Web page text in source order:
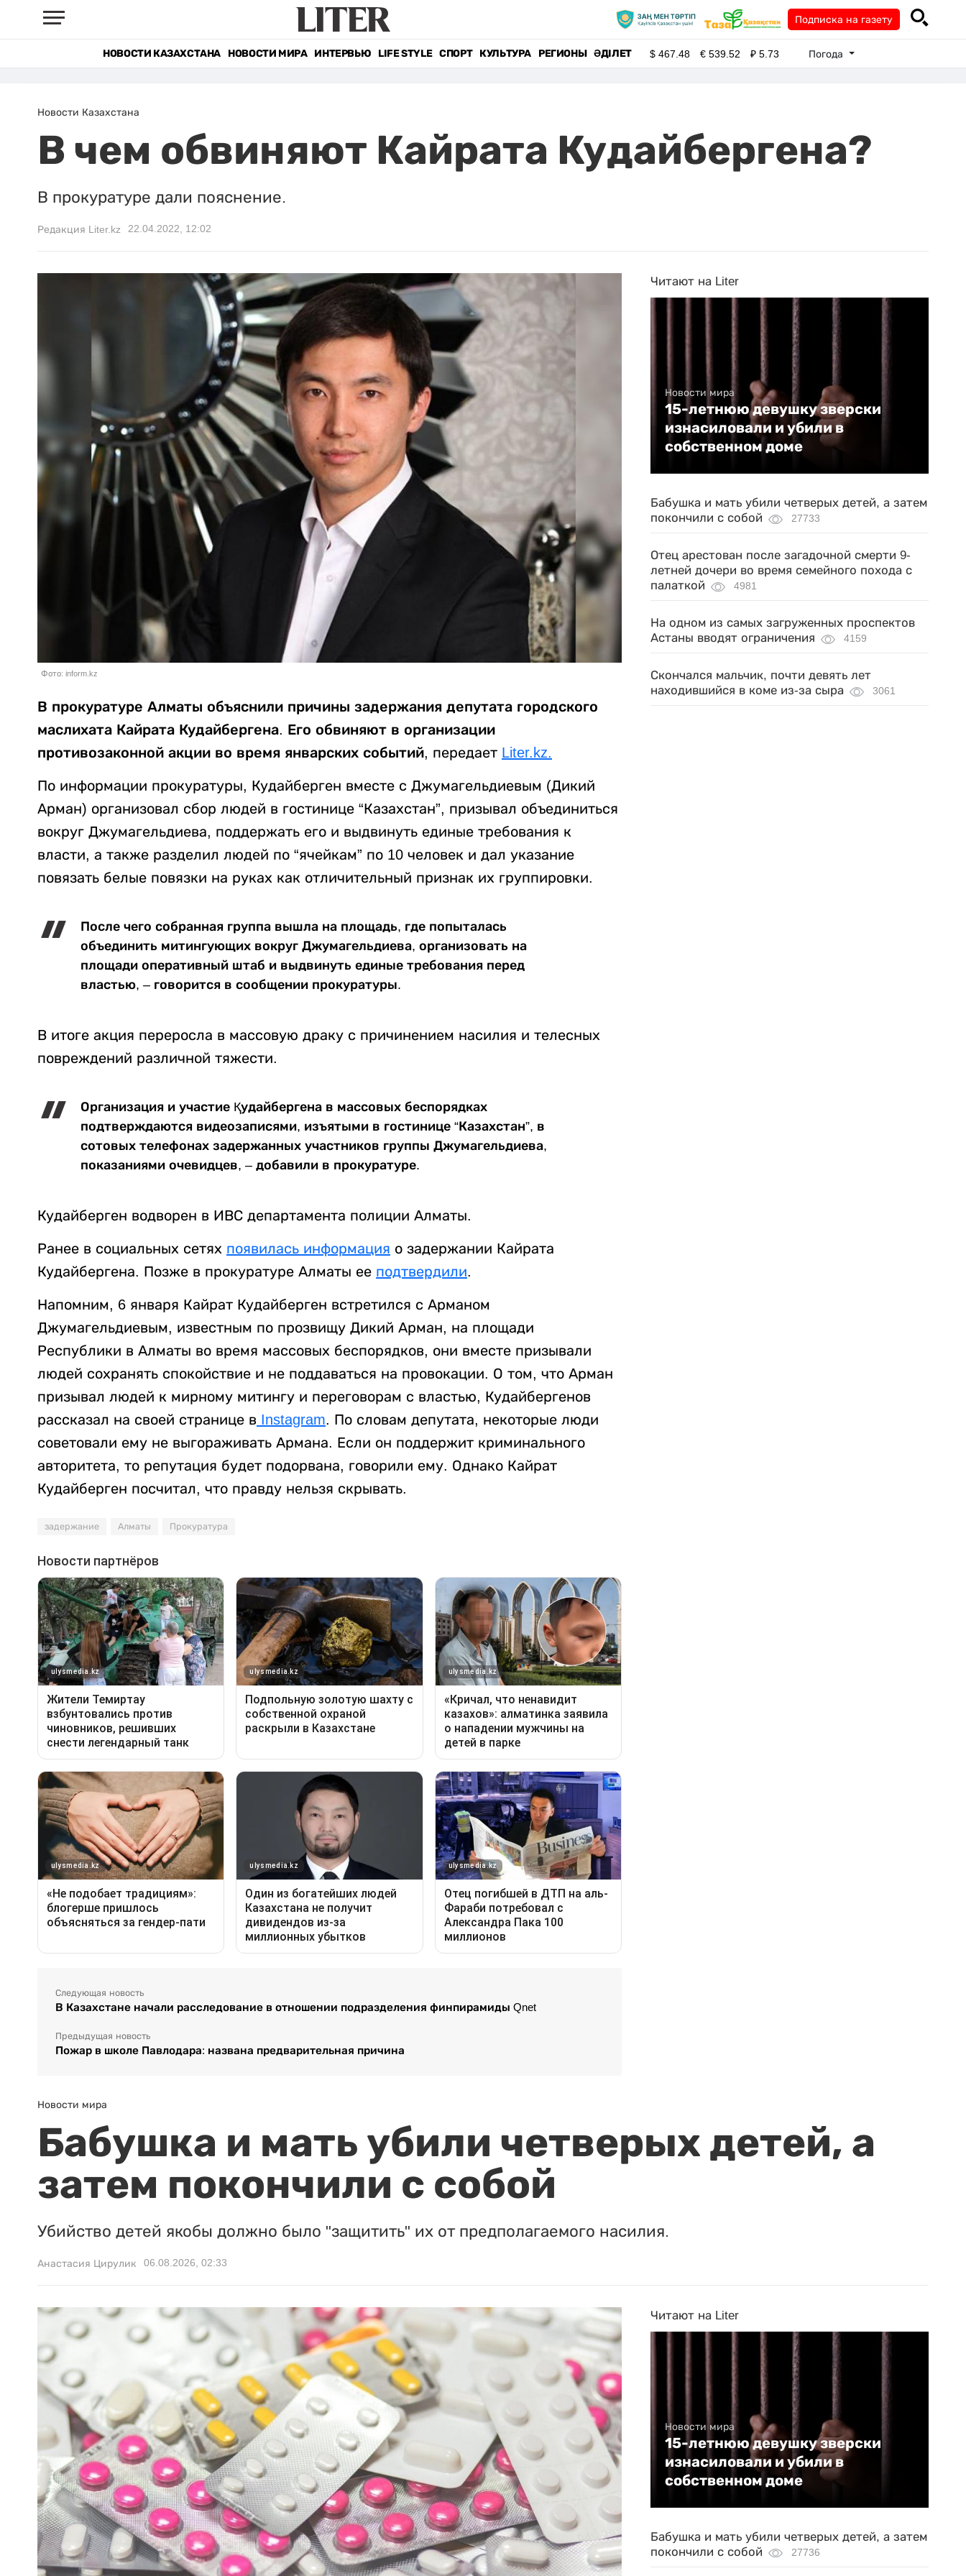
Подписка на газету
НОВОСТИ КАЗАХСТАНА НОВОСТИ МИРА ИНТЕРВЬЮ LIFE STYLE СПОРТ КУЛЬТУРА РЕГИОНЫ ӘДІЛЕТ $467.48 €539.52 ₽5.73 Погода
Новости Казахстана
В чем обвиняют Кайрата Кудайбергена?
В прокуратуре дали пояснение.
Редакция Liter.kz 22.04.2022, 12:02
Фото: inform.kz
В прокуратуре Алматы объяснили причины задержания депутата городского
маслихата Кайрата Кудайбергена. Его обвиняют в организации
противозаконной акции во время январских событий, передает Liter.kz.
По информации прокуратуры, Кудайберген вместе с Джумагельдиевым (Дикий
Арман) организовал сбор людей в гостинице “Казахстан”, призывал объединиться
вокруг Джумагельдиева, поддержать его и выдвинуть единые требования к
власти, а также разделил людей по “ячейкам” по 10 человек и дал указание
повязать белые повязки на руках как отличительный признак их группировки.
После чего собранная группа вышла на площадь, где попыталась
объединить митингующих вокруг Джумагельдиева, организовать на
площади оперативный штаб и выдвинуть единые требования перед
властью, – говорится в сообщении прокуратуры.
В итоге акция переросла в массовую драку с причинением насилия и телесных
повреждений различной тяжести.
Организация и участие Қудайбергена в массовых беспорядках
подтверждаются видеозаписями, изъятыми в гостинице “Казахстан”, в
сотовых телефонах задержанных участников группы Джумагельдиева,
показаниями очевидцев, – добавили в прокуратуре.
Кудайберген водворен в ИВС департамента полиции Алматы.
Ранее в социальных сетях появилась информация о задержании Кайрата
Кудайбергена. Позже в прокуратуре Алматы ее подтвердили.
Напомним, 6 января Кайрат Кудайберген встретился с Арманом
Джумагельдиевым, известным по прозвищу Дикий Арман, на площади
Республики в Алматы во время массовых беспорядков, они вместе призывали
людей сохранять спокойствие и не поддаваться на провокации. О том, что Арман
призывал людей к мирному митингу и переговорам с властью, Кудайбергенов
рассказал на своей странице в Instagram. По словам депутата, некоторые люди
советовали ему не выгораживать Армана. Если он поддержит криминального
авторитета, то репутация будет подорвана, говорили ему. Однако Кайрат
Кудайберген посчитал, что правду нельзя скрывать.
задержание Алматы Прокуратура
Следующая новость
В Казахстане начали расследование в отношении подразделения финпирамиды Qnet
Предыдущая новость
Пожар в школе Павлодара: названа предварительная причина
Читают на Liter
Новости мира
15-летнюю девушку зверски
изнасиловали и убили в
собственном доме
Бабушка и мать убили четверых детей, а затем
покончили с собой
27733
Отец арестован после загадочной смерти 9-
летней дочери во время семейного похода с
палаткой
4981
На одном из самых загруженных проспектов
Астаны вводят ограничения
4159
Скончался мальчик, почти девять лет
находившийся в коме из-за сыра
3061
Новости мира
Бабушка и мать убили четверых детей, а
затем покончили с собой
Убийство детей якобы должно было "защитить" их от предполагаемого насилия.
Анастасия Цирулик 06.08.2026, 02:33
Читают на Liter
Новости мира
15-летнюю девушку зверски
изнасиловали и убили в
собственном доме
Бабушка и мать убили четверых детей, а затем
покончили с собой
27736